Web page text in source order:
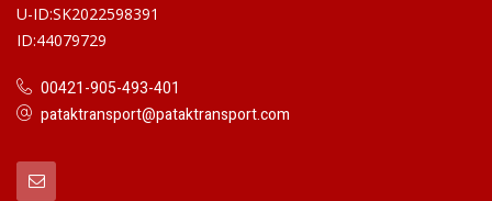
U-ID:SK2022598391
ID:44079729
00421-905-493-401
pataktransport@pataktransport.com